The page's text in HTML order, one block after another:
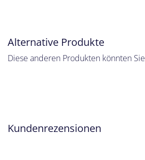
Alternative Produkte
Diese anderen Produkten könnten
Kundenrezensionen